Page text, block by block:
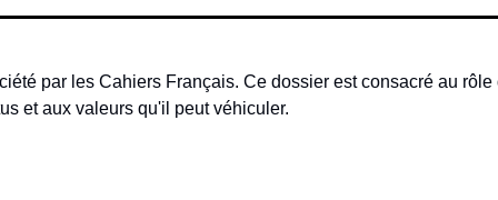
par les Cahiers Français. Ce dossier est consacré au rôle
et aux valeurs qu'il peut véhiculer.